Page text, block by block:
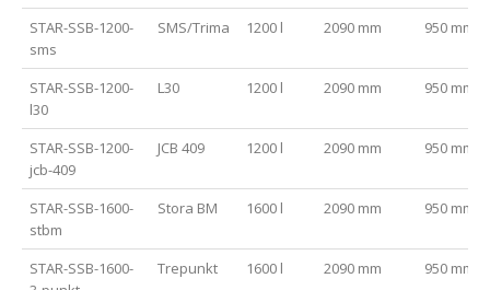
STAR-SSB-1200-
sms
SMS/Trima 1200 l 2090 mm 950 mm
STAR-SSB-1200-
l30
L30 1200 l 2090 mm 950 mm
STAR-SSB-1200-
jcb-409
JCB 409 1200 l 2090 mm 950 mm
STAR-SSB-1600-
stbm
Stora BM 1600 l 2090 mm 950 mm
STAR-SSB-1600-
Trepunkt 1600 l 2090 mm 950 mm